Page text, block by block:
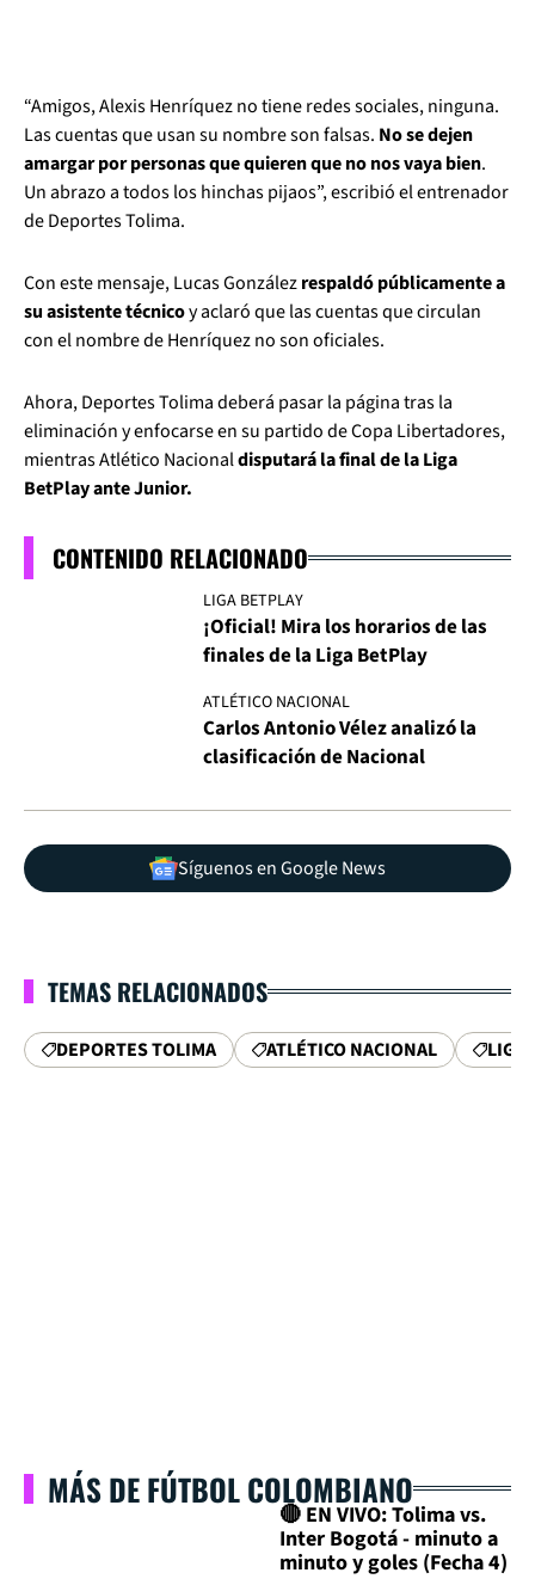
“Amigos, Alexis Henríquez no tiene redes sociales, ninguna.
Las cuentas que usan su nombre son falsas. No se dejen
amargar por personas que quieren que no nos vaya bien.
Un abrazo a todos los hinchas pijaos”, escribió el entrenador
de Deportes Tolima.
Con este mensaje, Lucas Gonzálezrespaldó públicamente a
su asistente técnicoy aclaró que las cuentas que circulan
con el nombre de Henríquez no son oficiales.
Ahora, Deportes Tolima deberá pasar la página tras la
eliminación y enfocarse en su partido de Copa Libertadores,
mientras Atlético Nacionaldisputará la final de la Liga
BetPlay ante Junior.
CONTENIDO RELACIONADO
LIGA BETPLAY
¡Oficial! Mira los horarios de las
finales de la Liga BetPlay
ATLÉTICO NACIONAL
Carlos Antonio Vélez analizó la
clasificación de Nacional
Síguenos en Google News
TEMAS RELACIONADOS
DEPORTES TOLIMA ATLÉTICO NACIONAL LIGA
MÁS DE FÚTBOL COLOMBIANO
🔴 EN VIVO: Tolima vs.
Inter Bogotá - minuto a
minuto y goles (Fecha 4)